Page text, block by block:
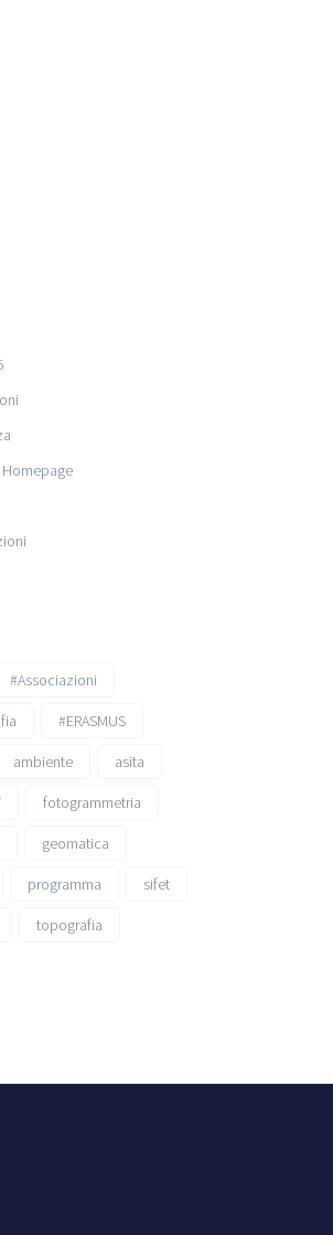
#Associazioni
#ERASMUS
ambiente asita
fotogrammetria
geomatica
programma sifet
topografia